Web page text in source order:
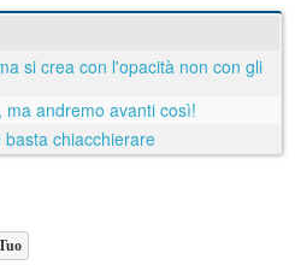
si crea con l'opacità non con gli
andremo avanti così!
chiacchierare